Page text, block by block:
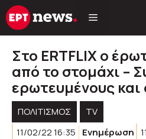
Μετάβαση
σε
Στο ERTFLIX o
από το στομάχι –
ερωτευμένους και
ΠΟΛΙΤΙΣΜΟΣ
TV
11/02/22 16:35
Ενημέρωση